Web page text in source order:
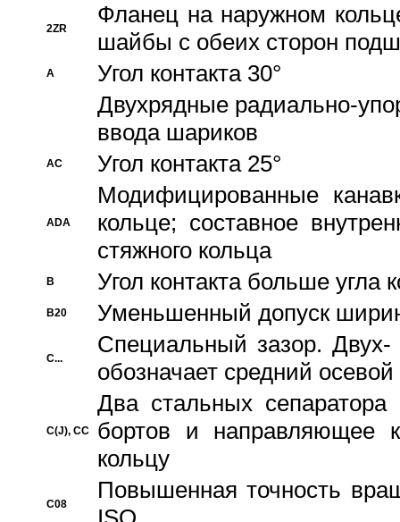
2ZR
Фланец на наружном
шайбы с обеих сторон
A
Угол контакта 30°
Двухрядные радиально-
ввода шариков
AC Угол контакта 25°
ADA
Модифицированные
кольце; составное
стяжного кольца
B Угол контакта больше угла
B20 Уменьшенный допуск
C...
Специальный зазор.
обозначает средний
C(J), CC
Два стальных сепаратора
бортов и направляющее
кольцу
C08
Повышенная точность